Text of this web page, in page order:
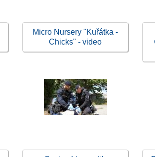
Micro Nursery "Kuřátka -
Chicks" - video